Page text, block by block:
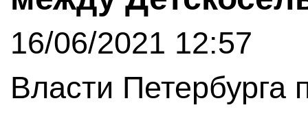
16/06/2021 12:57
Власти Петербурга